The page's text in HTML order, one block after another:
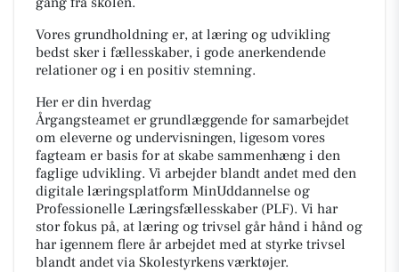
Vores grundholdning er, at læring og udvikling
bedst sker i fællesskaber, i gode anerkendende
relationer og i en positiv stemning.
Her er din hverdag
Årgangsteamet er grundlæggende for samarbejdet
om eleverne og undervisningen, ligesom vores
fagteam er basis for at skabe sammenhæng i den
faglige udvikling. Vi arbejder blandt andet med den
digitale læringsplatform MinUddannelse og
Professionelle Læringsfællesskaber (PLF). Vi har
stor fokus på, at læring og trivsel går hånd i hånd og
har igennem flere år arbejdet med at styrke trivsel
blandt andet via Skolestyrkens værktøjer.